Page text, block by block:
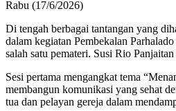
Rabu (17/6/2026)
Di tengah berbagai tantangan yang
dalam kegiatan Pembekalan
salah satu pemateri. Susi Rio
Sesi pertama mengangkat tema
membangun komunikasi yang sehat
tua dan pelayan gereja dalam